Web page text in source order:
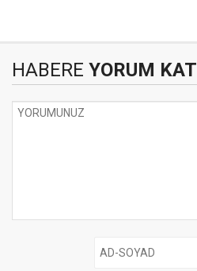
HABERE YORUM KAT